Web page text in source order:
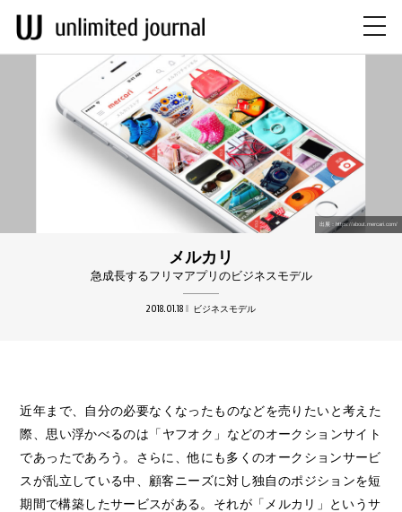
出展：https://about.mercari.com/
メルカリ
急成長するフリマアプリのビジネスモデル
2018.01.18 ビジネスモデル
近年まで、自分の必要なくなったものなどを売りたいと考えた
際、思い浮かべるのは「ヤフオク」などのオークションサイト
であったであろう。さらに、他にも多くのオークションサービ
スが乱立している中、顧客ニーズに対し独自のポジションを短
期間で構築したサービスがある。それが「メルカリ」というサ